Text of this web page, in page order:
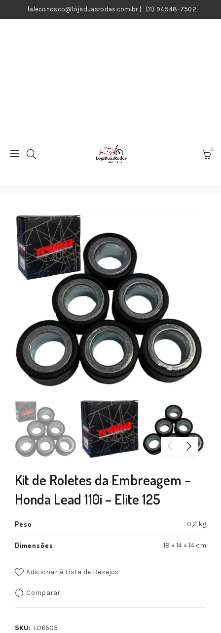
faleconosco@lojaduasrodas.com.br| (11) 94548-7502
0
Kit de Roletes da Embreagem –
Honda Lead 110i – Elite 125
Peso 0,2 kg
Dimensões 18 × 14 × 14 cm
Adicionar à Lista de Desejos
Comparar
SKU: L06505